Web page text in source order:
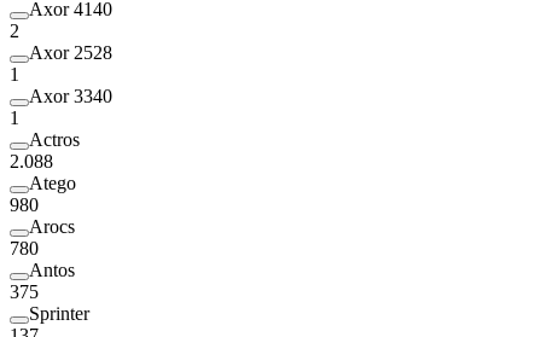
Axor 4140
2
Axor 2528
1
Axor 3340
1
Actros
2.088
Atego
980
Arocs
780
Antos
375
Sprinter